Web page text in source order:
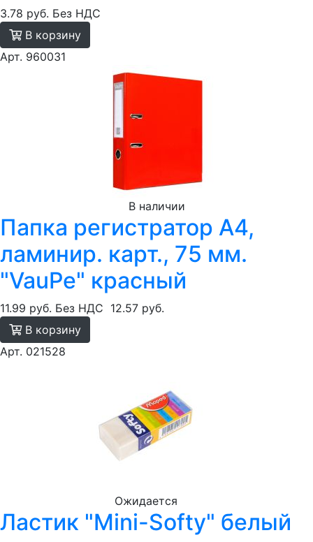
3.78 руб. Без НДС
В корзину
Арт. 960031
В наличии
Папка регистратор А4,
ламинир. карт., 75 мм.
"VauPe" красный
11.99 руб. Без НДС 12.57 руб.
В корзину
Арт. 021528
Ожидается
Ластик "Mini-Softy" белый